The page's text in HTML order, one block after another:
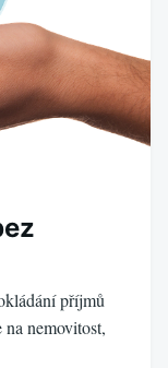
příjmů
nemovitost,